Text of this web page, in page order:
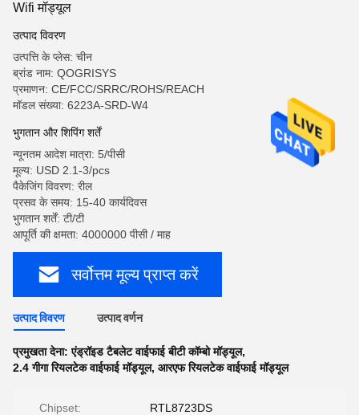
Wifi मॉड्यूल
उत्पाद विवरण
उत्पत्ति के प्लेस: चीन
ब्रांड नाम: QOGRISYS
प्रमाणन: CE/FCC/SRRC/ROHS/REACH
मॉडल संख्या: 6223A-SRD-W4
भुगतान और शिपिंग शर्तें
न्यूनतम आदेश मात्रा: 5/पीसी
मूल्य: USD 2.1-3/pcs
पैकेजिंग विवरण: रील
प्रसव के समय: 15-40 कार्यदिवस
भुगतान शर्तें: टी/टी
आपूर्ति की क्षमता: 4000000 पीसी / माह
सर्वोत्तम मूल्य प्राप्त करें
उत्पाद विवरण उत्पाद वर्णन
प्रमुखता देना:एंड्रॉइड टैबलेट वाईफाई बीटी कॉम्बो मॉड्यूल,
2.4 गीगा रियलटेक वाईफाई मॉड्यूल, आरएफ रियलटेक वाईफाई मॉड्यूल
Chipset: RTL8723DS